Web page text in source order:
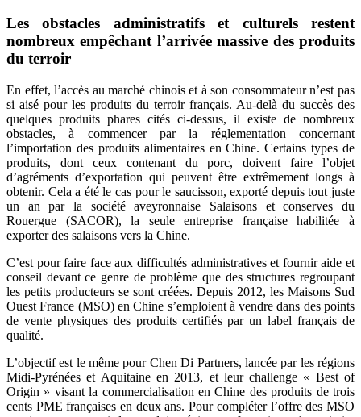
Les obstacles administratifs et culturels restent
nombreux empêchant l’arrivée massive des produits
du terroir
En effet, l’accès au marché chinois et à son consommateur n’est pas
si aisé pour les produits du terroir français. Au-delà du succès des
quelques produits phares cités ci-dessus, il existe de nombreux
obstacles, à commencer par la réglementation concernant
l’importation des produits alimentaires en Chine. Certains types de
produits, dont ceux contenant du porc, doivent faire l’objet
d’agréments d’exportation qui peuvent être extrêmement longs à
obtenir. Cela a été le cas pour le saucisson, exporté depuis tout juste
un an par la société aveyronnaise Salaisons et conserves du
Rouergue (SACOR), la seule entreprise française habilitée à
exporter des salaisons vers la Chine.
C’est pour faire face aux difficultés administratives et fournir aide et
conseil devant ce genre de problème que des structures regroupant
les petits producteurs se sont créées. Depuis 2012, les Maisons Sud
Ouest France (MSO) en Chine s’emploient à vendre dans des points
de vente physiques des produits certifiés par un label français de
qualité.
L’objectif est le même pour Chen Di Partners, lancée par les régions
Midi-Pyrénées et Aquitaine en 2013, et leur challenge « Best of
Origin » visant la commercialisation en Chine des produits de trois
cents PME françaises en deux ans. Pour compléter l’offre des MSO